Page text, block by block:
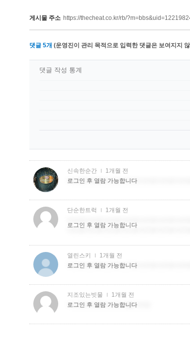
게시물 주소 https://thecheat.co.kr/rb/
댓글 5개 (운영진이 관리 목적으로 입력한 댓글은 보여지지
댓글 작성 통계